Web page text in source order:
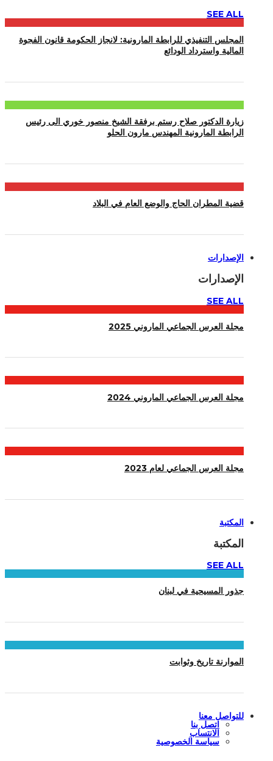
SEE ALL
المجلس التنفيذي للرابطة المارونية: لانجاز الحكومة قانون الفجوة
المالية واسترداد الودائع
زيارة الدكتور صلاح رستم برفقة الشيخ منصور خوري الى رئيس
الرابطة المارونية المهندس مارون الحلو
قضية المطران الحاج والوضع العام في البلاد
الإصدارات
الإصدارات
SEE ALL
مجلة العرس الجماعي الماروني 2025
مجلة العرس الجماعي الماروني 2024
مجلة العرس الجماعي لعام 2023
المكتبة
المكتبة
SEE ALL
جذور المسيحية في لبنان
الموارنة تاريخ وثوابت
للتواصل معنا
اتصل بنا
الانتساب
سياسة الخصوصية